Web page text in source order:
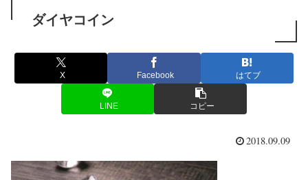
ダイヤコイン
X Facebook はてブ
LINE コピー
2018.09.09